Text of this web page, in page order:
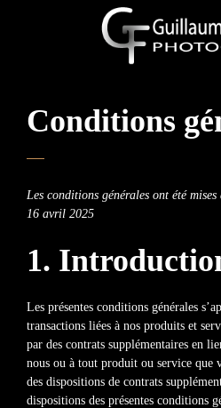
Conditions
Les conditions générales ont été
16 avril 2025
1.
Les présentes conditions générales
transactions liées à nos produits et
par des contrats supplémentaires en
nous ou à tout produit ou service que
des dispositions de contrats
dispositions des présentes conditions